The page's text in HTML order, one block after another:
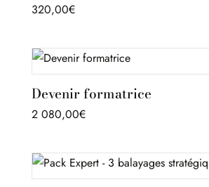
320,00€
Devenir formatrice
2 080,00€